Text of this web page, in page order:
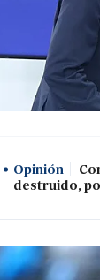
Opinión
destruido,